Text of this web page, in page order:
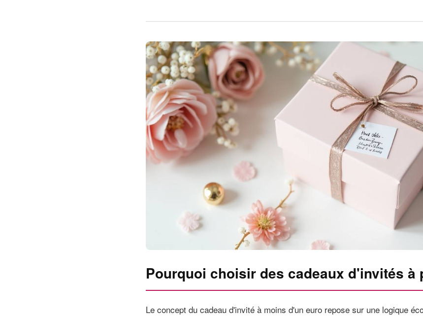
Pourquoi choisir des cadeaux d'invités à
Le concept du cadeau d'invité à moins d'un euro repose sur une logique